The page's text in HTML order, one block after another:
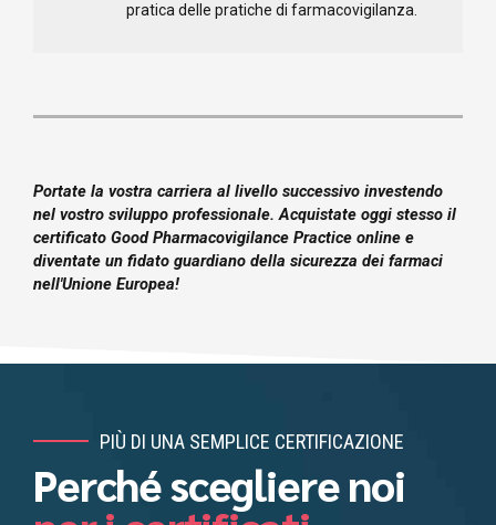
pratica delle pratiche di farmacovigilanza.
Portate la vostra carriera al livello successivo investendo
nel vostro sviluppo professionale. Acquistate oggi stesso il
certificato Good Pharmacovigilance Practice online e
diventate un fidato guardiano della sicurezza dei farmaci
nell'Unione Europea!
PIÙ DI UNA SEMPLICE CERTIFICAZIONE
Perché scegliere noi